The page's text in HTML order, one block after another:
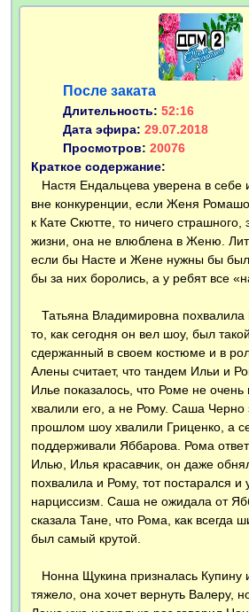
После заката
Длительность: 52:16
Дата эфира: 29.07.2018
Просмотров: 20076
Краткое содержание:
Настя Ендальцева уверена в себе
вне конкуренции, если Женя
к Кате Скютте, то ничего страшного,
жизни, она не влюблена в Женю.
если бы Насте и Жене нужны бы
бы за них боролись, а у ребят все
Татьяна Владимировна
то, как сегодня он вел шоу, был
сдержанный в своем костюме и в
Алены считает, что тандем Ильи и
Илье показалось, что Роме не очень
хвалили его, а не Рому. Саша Черно
прошлом шоу хвалили Гриценко, а
поддерживали Яббарова. Рома
Илью, Илья красавчик, он даже
похвалила и Рому, тот постарался и
нарциссизм. Саша не ожидала от
сказала Тане, что Рома, как всегда
был самый крутой.
Нонна Щукина призналась Купину
тяжело, она хочет вернуть Валеру,